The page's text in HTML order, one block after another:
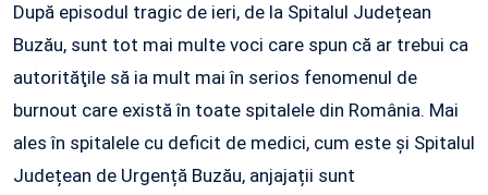
După episodul tragic de ieri, de la Spitalul Județean
Buzău, sunt tot mai multe voci care spun că ar trebui ca
autorităţile să ia mult mai în serios fenomenul de
burnout care există în toate spitalele din România. Mai
ales în spitalele cu deficit de medici, cum este și Spitalul
Județean de Urgență Buzău, anjajații sunt